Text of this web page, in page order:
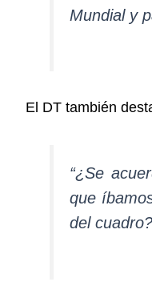
Mundial y
El DT también
“¿Se
que
del